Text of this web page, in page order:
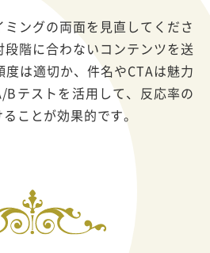
ングの両面を見直してくださ
階に合わないコンテンツを送
は適切か、件名やCTAは魅力
Bテストを活用して、反応率の
ことが効果的です。